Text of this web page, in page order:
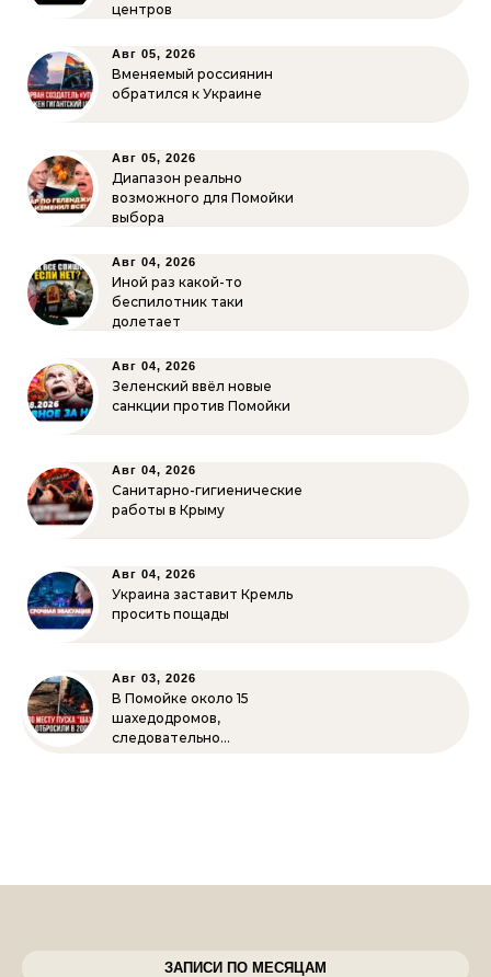
центров
Авг 05, 2026
Вменяемый россиянин
обратился к Украине
Авг 05, 2026
Диапазон реально
возможного для Помойки
выбора
Авг 04, 2026
Иной раз какой-то
беспилотник таки
долетает
Авг 04, 2026
Зеленский ввёл новые
санкции против Помойки
Авг 04, 2026
Санитарно-гигиенические
работы в Крыму
Авг 04, 2026
Украина заставит Кремль
просить пощады
Авг 03, 2026
В Помойке около 15
шахедодромов,
следовательно…
ЗАПИСИ ПО МЕСЯЦАМ